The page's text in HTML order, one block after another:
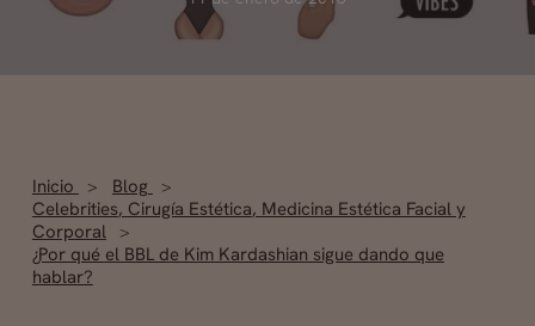
Inicio
Blog
Celebrities, Cirugía Estética, Medicina Estética Facial y
Corporal
¿Por qué el BBL de Kim Kardashian sigue dando que
hablar?